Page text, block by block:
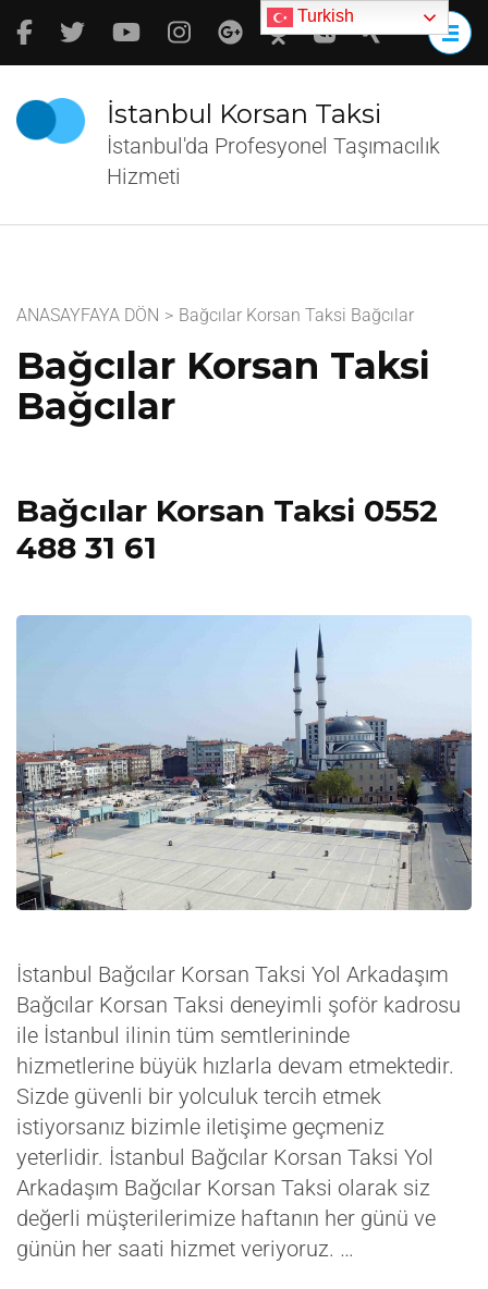
İçeriğe
atla
tuşuna
basın)
İstanbul Korsan Taksi
İstanbul'da Profesyonel Taşımacılık
Hizmeti
ANASAYFAYA DÖN > Bağcılar Korsan Taksi Bağcılar
Bağcılar Korsan Taksi
Bağcılar
Bağcılar Korsan Taksi 0552
488 31 61
İstanbul Bağcılar Korsan Taksi Yol Arkadaşım
Bağcılar Korsan Taksi deneyimli şoför kadrosu
ile İstanbul ilinin tüm semtlerininde
hizmetlerine büyük hızlarla devam etmektedir.
Sizde güvenli bir yolculuk tercih etmek
istiyorsanız bizimle iletişime geçmeniz
yeterlidir. İstanbul Bağcılar Korsan Taksi Yol
Arkadaşım Bağcılar Korsan Taksi olarak siz
değerli müşterilerimize haftanın her günü ve
günün her saati hizmet veriyoruz. …
Turkish